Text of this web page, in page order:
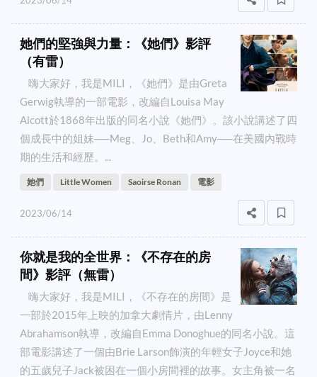
她們的堅強與力量：《她們》影評
（有雷）
嗨大家好，我是MILI，《她們》是由Greta
Gerwig執導的一部電影，改編自Louisa May
Alcott於1868年出版的同名小說《她們》。該小說講述了四
個成長中的姐妹──Meg、Jo、Beth和Amy──在美國內戰時
期的生活和經歷。...
她們 Little Women Saoirse Ronan 電影
2023/06/14
你就是我的全世界：《不存在的房
間》影評（無雷）
嗨大家好，我是MILI，《不存在的房間》是
一部於2015年上映的加拿大劇情片，由Lenny
Abrahamson執導，改編自Emma Donoghue的同名小說。這
部電影講述了一個由Brie Larson飾演的年輕女子Joyce和她
的五歲兒子Jack被困在一個小房間裡的故事。女主角被一名